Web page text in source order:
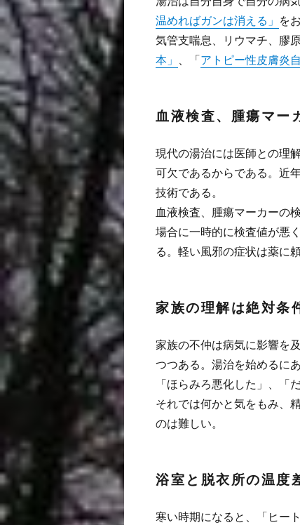
温めればガンは消える」 を
気管支喘息、リウマチ、膠
本」 、「アトピー性皮膚炎
血液検査、腫瘍マー
現代の湯治には医師との理
可欠であるからである。近
技術である。
血液検査、腫瘍マーカーの
場合に一時的に検査値が悪
る。軽い風邪の症状は薬に
家族の理解は絶対条
家族の不仲は病気に影響を
つつある。湯治を始めるに
「ほらみろ悪化した」、「
それでは何かと気をもみ、
のは難しい。
浴室と脱衣所の温度
寒い時期になると、「ヒー